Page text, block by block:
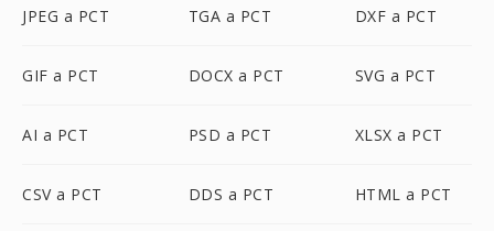
JPEG a PCT TGA a PCT DXF a PCT
GIF a PCT DOCX a PCT SVG a PCT
AI a PCT PSD a PCT XLSX a PCT
CSV a PCT DDS a PCT HTML a PCT